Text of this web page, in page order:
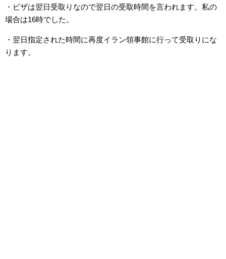
・ビザは翌日受取りなので翌日の受取時間を言われます。私の
場合は16時でした。
・翌日指定された時間に再度イラン領事館に行って受取りにな
ります。